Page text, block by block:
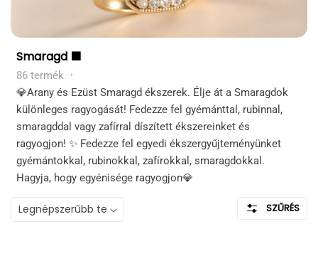
Kollekció:
Smaragd 🟩
86 termék
·
💎Arany és Ezüst Smaragd ékszerek. Élje át a Smaragdok
különleges ragyogását! Fedezze fel gyémánttal, rubinnal,
smaragddal ​​vagy zafírral díszített ékszereinket és
ragyogjon! ✨ Fedezze fel egyedi ékszergyűjteményünket
gyémántokkal, rubinokkal, zafírokkal, smaragdokkal.
Hagyja, hogy egyénisége ragyogjon💎
SZŰRÉS